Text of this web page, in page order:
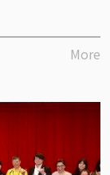
More